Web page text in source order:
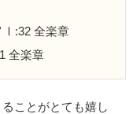
全楽章
全楽章
ことがとても嬉し